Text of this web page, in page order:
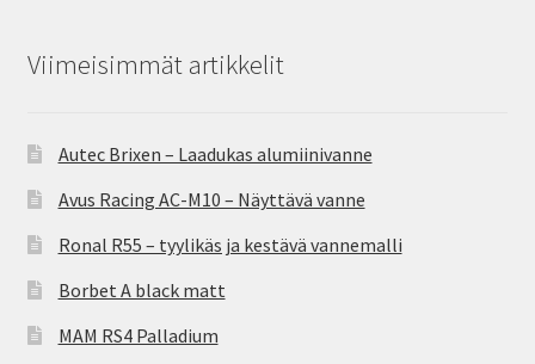
Viimeisimmät artikkelit
Autec Brixen – Laadukas alumiinivanne
Avus Racing AC-M10 – Näyttävä vanne
Ronal R55 – tyylikäs ja kestävä vannemalli
Borbet A black matt
MAM RS4 Palladium